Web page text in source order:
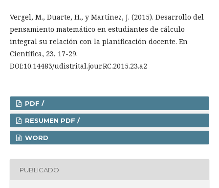
Vergel, M., Duarte, H., y Martínez, J. (2015). Desarrollo del
pensamiento matemático en estudiantes de cálculo
integral su relación con la planificación docente. En
Científica, 23, 17-29.
DOI:10.14483/udistrital.jour.RC.2015.23.a2
PDF /
RESUMEN PDF /
WORD
PUBLICADO